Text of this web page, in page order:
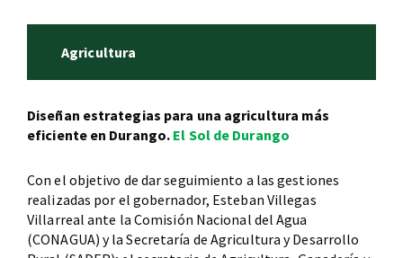
Agricultura
Diseñan estrategias para una agricultura más
eficiente en Durango. El Sol de Durango
Con el objetivo de dar seguimiento a las gestiones
realizadas por el gobernador, Esteban Villegas
Villarreal ante la Comisión Nacional del Agua
(CONAGUA) y la Secretaría de Agricultura y Desarrollo